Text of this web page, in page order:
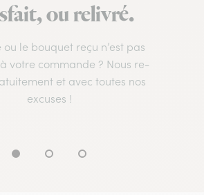
ou relivré.
le bouquet reçu n’est pas
votre commande ? Nous re-
et avec toutes nos
excuses !